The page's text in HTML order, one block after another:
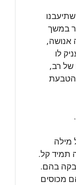
במשך
אנושה,
לו
של רב,
הטבעת
מילה
תמיד קל.
בהם.
מכוסים